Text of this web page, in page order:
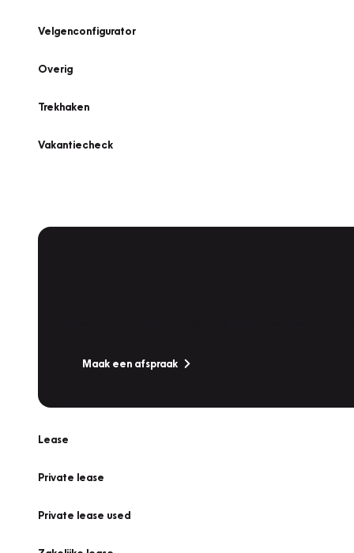
Velgenconfigurator
Overig
Trekhaken
Vakantiecheck
Maak een afspraak
Lease
Private lease
Private lease used